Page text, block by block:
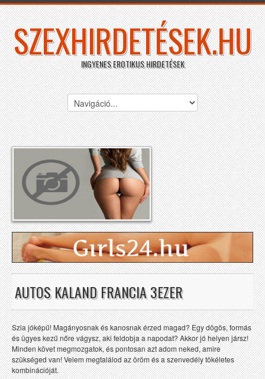
SZEXHIRDETÉSEK.HU
INGYENES EROTIKUS HIRDETÉSEK
AUTOS KALAND FRANCIA 3EZER
Szia jóképű! Magányosnak és kanosnak érzed magad? Egy dögös, formás
és ügyes kezű nőre vágysz, aki feldobja a napodat? Akkor jó helyen jársz!
Minden követ megmozgatok, és pontosan azt adom neked, amire
szükséged van! Velem megtalálod az öröm és a szenvedély tökéletes
kombinációját.